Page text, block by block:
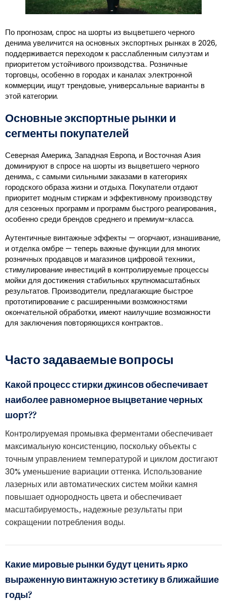
По прогнозам, спрос на шорты из выцветшего черного
денима увеличится на основных экспортных рынках в 2026,
поддерживается переходом к расслабленным силуэтам и
приоритетом устойчивого производства.. Розничные
торговцы, особенно в городах и каналах электронной
коммерции, ищут трендовые, универсальные варианты в
этой категории.
Основные экспортные рынки и
сегменты покупателей
Северная Америка, Западная Европа, и Восточная Азия
доминируют в спросе на шорты из выцветшего черного
денима., с самыми сильными заказами в категориях
городского образа жизни и отдыха. Покупатели отдают
приоритет модным стиркам и эффективному производству
для сезонных программ и программ быстрого реагирования.,
особенно среди брендов среднего и премиум-класса.
Аутентичные винтажные эффекты — огорчают, изнашивание,
и отделка омбре — теперь важные функции для многих
розничных продавцов и магазинов цифровой техники.,
стимулирование инвестиций в контролируемые процессы
мойки для достижения стабильных крупномасштабных
результатов. Производители, предлагающие быстрое
прототипирование с расширенными возможностями
окончательной обработки, имеют наилучшие возможности
для заключения повторяющихся контрактов..
Часто задаваемые вопросы
Какой процесс стирки джинсов обеспечивает
наиболее равномерное выцветание черных
шорт??
Контролируемая промывка ферментами обеспечивает
максимальную консистенцию, поскольку объекты с
точным управлением температурой и циклом достигают
30% уменьшение вариации оттенка. Использование
лазерных или автоматических систем мойки камня
повышает однородность цвета и обеспечивает
масштабируемость., надежные результаты при
сокращении потребления воды.
Какие мировые рынки будут ценить ярко
выраженную винтажную эстетику в ближайшие
годы?